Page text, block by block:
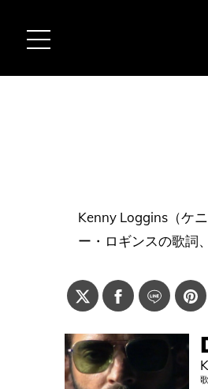
Kenny Loggins（ケ
ー・ロギンスの歌詞